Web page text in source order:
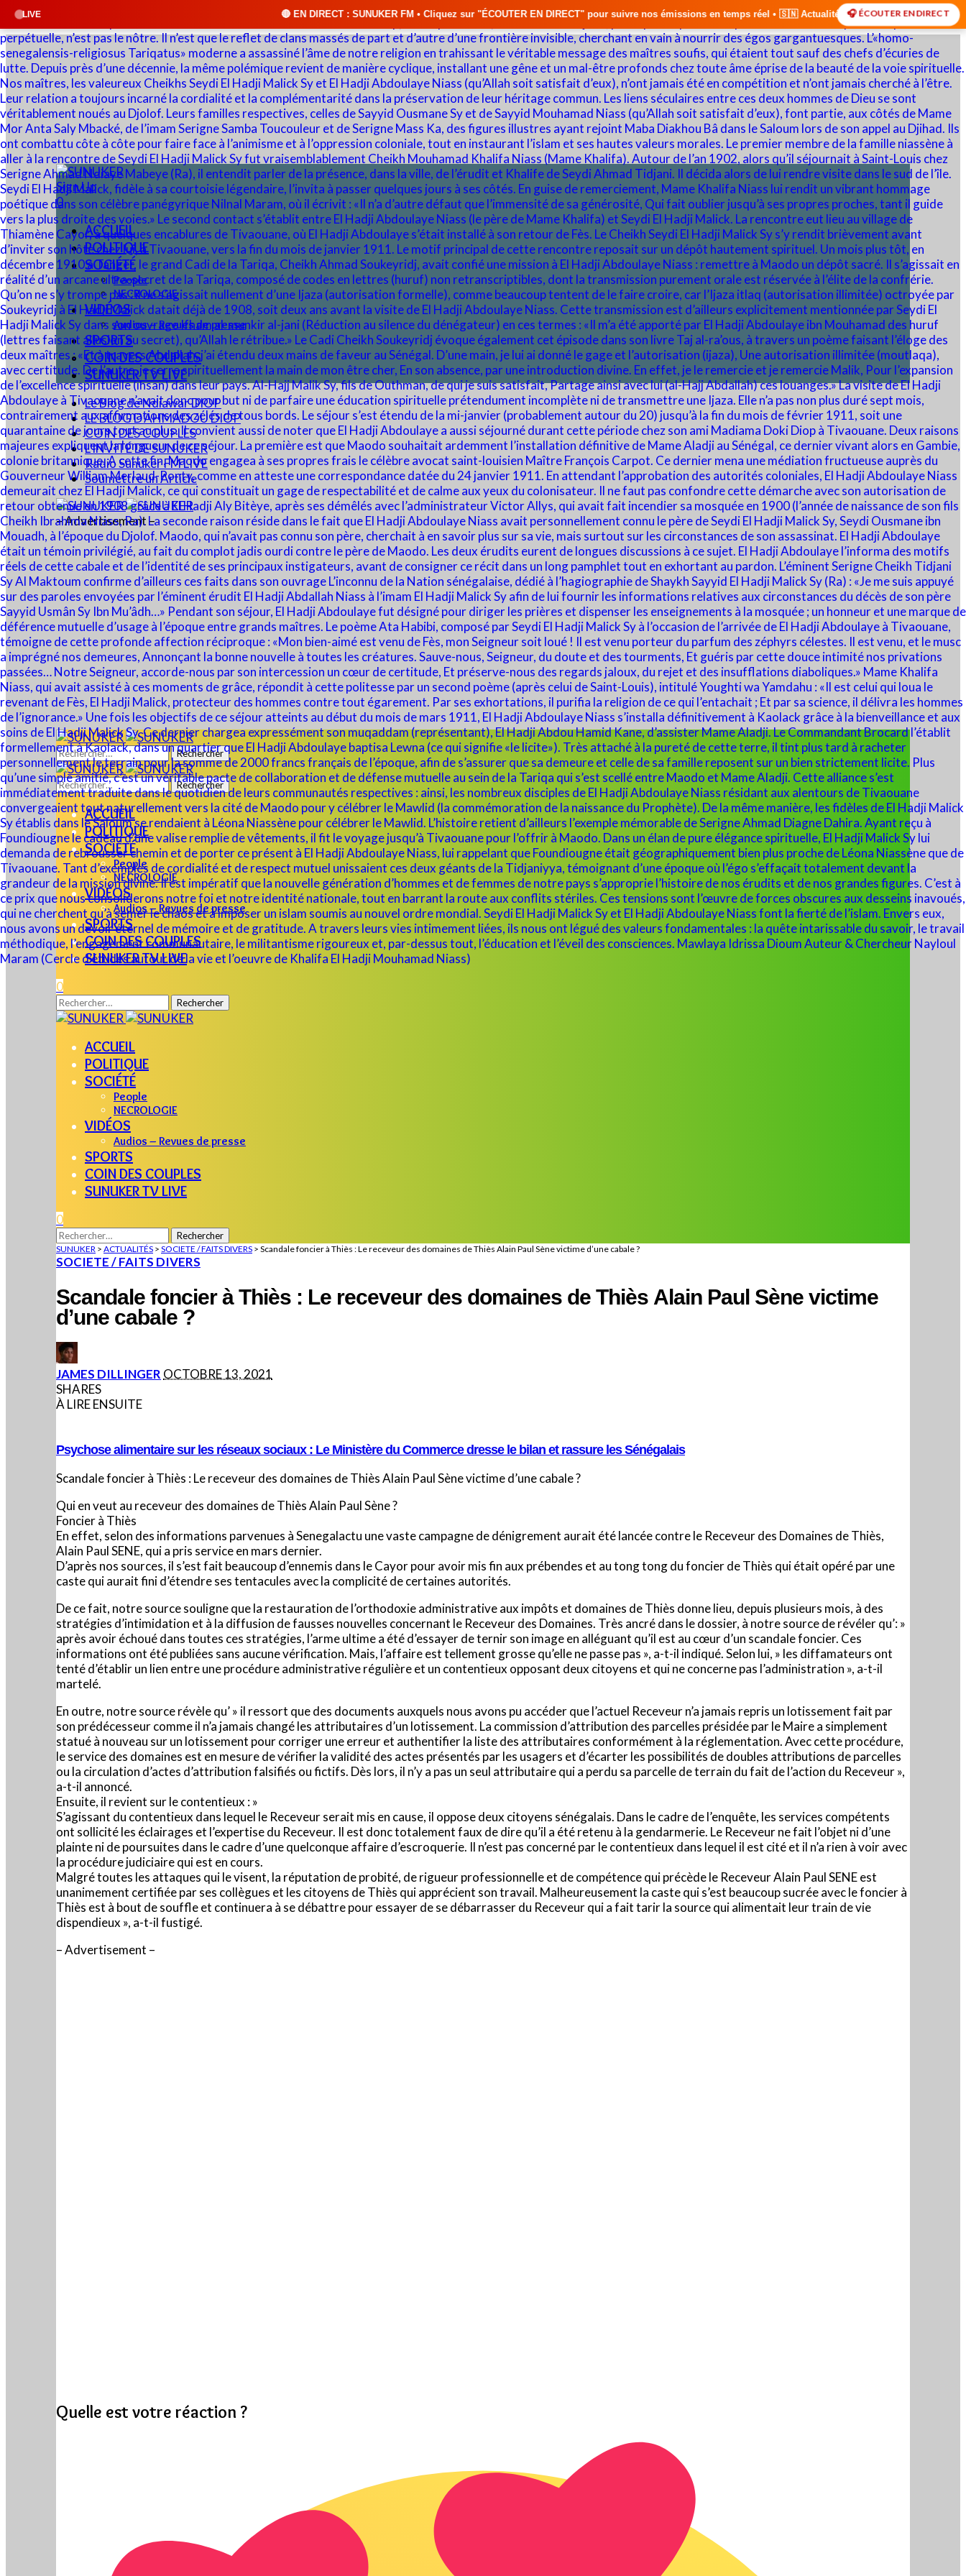
LIVE 🔴 EN DIRECT : SUNUKER FM • Cliquez sur "ÉCOUTER EN DIRECT" pour suivre nos émissions en temps réel • 🇸🇳 Actualités du Sénégal • 🌍 Actualités Internationales
🎧 ÉCOUTER EN DIRECT
Sign Up
0
ACCUEIL
POLITIQUE
SOCIÉTÉ
People
NECROLOGIE
VIDÉOS
Audios – Revues de presse
SPORTS
COIN DES COUPLES
SUNUKER TV LIVE
Le Blog de Ndiawar DIOP
LE BLOG D’AHMADOU DIOP
COIN DES COUPLES
L’INVITÉ DE SUNUKER
Radio Sunuker FM LIVE
Soumettre un Article
– Advertisement –
Rechercher :
Rechercher :
ACCUEIL
POLITIQUE
SOCIÉTÉ
People
NECROLOGIE
VIDÉOS
Audios – Revues de presse
SPORTS
COIN DES COUPLES
SUNUKER TV LIVE
0
Rechercher :
ACCUEIL
POLITIQUE
SOCIÉTÉ
People
NECROLOGIE
VIDÉOS
Audios – Revues de presse
SPORTS
COIN DES COUPLES
SUNUKER TV LIVE
0
Rechercher :
SUNUKER > ACTUALITÉS > SOCIETE / FAITS DIVERS > Scandale foncier à Thiès : Le receveur des domaines de Thiès Alain Paul Sène victime d’une cabale ?
SOCIETE / FAITS DIVERS
Scandale foncier à Thiès : Le receveur des domaines de Thiès Alain Paul Sène victime
d’une cabale ?
POSTED
BY
JAMES DILLINGER OCTOBRE 13, 2021
SHARES
À LIRE ENSUITE
Psychose alimentaire sur les réseaux sociaux : Le Ministère du Commerce dresse le bilan et rassure les Sénégalais
Scandale foncier à Thiès : Le receveur des domaines de Thiès Alain Paul Sène victime d’une cabale ?
Qui en veut au receveur des domaines de Thiès Alain Paul Sène ?
Foncier à Thiès
En effet, selon des informations parvenues à Senegalactu une vaste campagne de dénigrement aurait été lancée contre le Receveur des Domaines de Thiès,
Alain Paul SENE, qui a pris service en mars dernier.
D’après nos sources, il s’est fait beaucoup d’ennemis dans le Cayor pour avoir mis fin aux prébendes et au tong tong du foncier de Thiès qui était opéré par une
caste qui aurait fini d’étendre ses tentacules avec la complicité de certaines autorités.
De ce fait, notre source souligne que la restauration de l’orthodoxie administrative aux impôts et domaines de Thiès donne lieu, depuis plusieurs mois, à des
stratégies d’intimidation et à la diffusion de fausses nouvelles concernant le Receveur des Domaines. Très ancré dans le dossier, à notre source de révéler qu’: »
après avoir échoué dans toutes ces stratégies, l’arme ultime a été d’essayer de ternir son image en alléguant qu’il est au cœur d’un scandale foncier. Ces
informations ont été publiées sans aucune vérification. Mais, l’affaire est tellement grosse qu’elle ne passe pas », a-t-il indiqué. Selon lui, » les diffamateurs ont
tenté d’établir un lien entre une procédure administrative régulière et un contentieux opposant deux citoyens et qui ne concerne pas l’administration », a-t-il
martelé.
En outre, notre source révèle qu’ » il ressort que des documents auxquels nous avons pu accéder que l’actuel Receveur n’a jamais repris un lotissement fait par
son prédécesseur comme il n’a jamais changé les attributaires d’un lotissement. La commission d’attribution des parcelles présidée par le Maire a simplement
statué à nouveau sur un lotissement pour corriger une erreur et authentifier la liste des attributaires conformément à la réglementation. Avec cette procédure,
le service des domaines est en mesure de vérifier la validité des actes présentés par les usagers et d’écarter les possibilités de doubles attributions de parcelles
ou la circulation d’actes d’attribution falsifiés ou fictifs. Dès lors, il n’y a pas un seul attributaire qui a perdu sa parcelle de terrain du fait de l’action du Receveur »,
a-t-il annoncé.
Ensuite, il revient sur le contentieux : »
S’agissant du contentieux dans lequel le Receveur serait mis en cause, il oppose deux citoyens sénégalais. Dans le cadre de l’enquête, les services compétents
ont sollicité les éclairages et l’expertise du Receveur. Il est donc totalement faux de dire qu’il a été retenu à la gendarmerie. Le Receveur ne fait l’objet ni d’une
plainte ni de poursuites dans le cadre d’une quelconque affaire d’escroquerie. Il n’est pas concerné par le contentieux dans lequel il est cité et il n’a rien à voir avec
la procédure judiciaire qui est en cours.
Malgré toutes les attaques qui le visent, la réputation de probité, de rigueur professionnelle et de compétence qui précède le Receveur Alain Paul SENE est
unanimement certifiée par ses collègues et les citoyens de Thiès qui apprécient son travail. Malheureusement la caste qui s’est beaucoup sucrée avec le foncier à
Thiès est à bout de souffle et continuera à se débattre pour essayer de se débarrasser du Receveur qui a fait tarir la source qui alimentait leur train de vie
dispendieux », a-t-il fustigé.
– Advertisement –
Quelle est votre réaction ?